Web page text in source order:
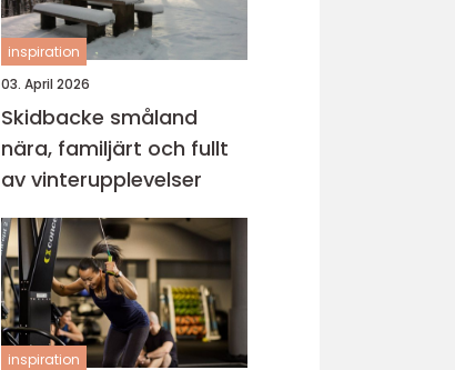
inspiration
03. April 2026
Skidbacke småland
nära, familjärt och fullt
av vinterupplevelser
inspiration